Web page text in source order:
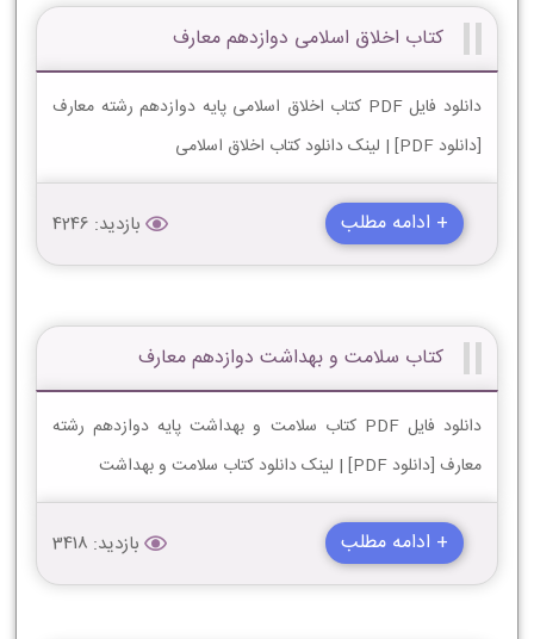
کتاب اخلاق اسلامی دوازدهم معارف
دانلود فایل PDF کتاب اخلاق اسلامی پایه دوازدهم رشته معارف
[دانلود PDF] | لینک دانلود کتاب اخلاق اسلامی
+ ادامه مطلب بازدید: 4246
کتاب سلامت و بهداشت دوازدهم معارف
دانلود فایل PDF کتاب سلامت و بهداشت پایه دوازدهم رشته
معارف [دانلود PDF] | لینک دانلود کتاب سلامت و بهداشت
+ ادامه مطلب بازدید: 3418